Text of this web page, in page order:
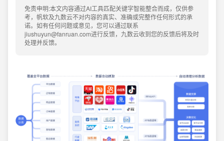
免责申明:本文内容通过AI工具匹配关键字智能整合而成，仅供参
考，帆软及九数云不对内容的真实、准确或完整作任何形式的承
诺。如有任何问题或意见，您可以通过联系
jiushuyun@fanruan.com进行反馈，九数云收到您的反馈后将及时
处理并反馈。